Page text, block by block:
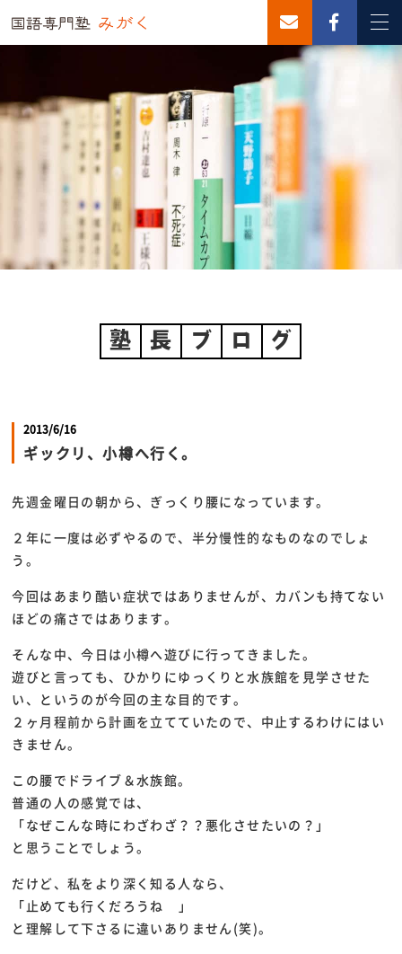
塾 長 ブ ロ グ
2013/6/16
ギックリ、小樽へ行く。
先週金曜日の朝から、ぎっくり腰になっています。
２年に一度は必ずやるので、半分慢性的なものなのでしょ
う。
今回はあまり酷い症状ではありませんが、カバンも持てない
ほどの痛さではあります。
そんな中、今日は小樽へ遊びに行ってきました。
遊びと言っても、ひかりにゆっくりと水族館を見学させた
い、というのが今回の主な目的です。
２ヶ月程前から計画を立てていたので、中止するわけにはい
きません。
この腰でドライブ＆水族館。
普通の人の感覚では、
「なぜこんな時にわざわざ？？悪化させたいの？」
と思うことでしょう。
だけど、私をより深く知る人なら、
「止めても行くだろうね
」
と理解して下さるに違いありません(笑)。